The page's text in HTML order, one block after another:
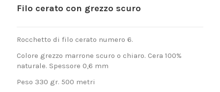
Filo cerato con grezzo scuro
Rocchetto di filo cerato numero 6.
Colore grezzo marrone scuro o chiaro. Cera 100%
naturale. Spessore 0,6 mm
Peso 330 gr. 500 metri